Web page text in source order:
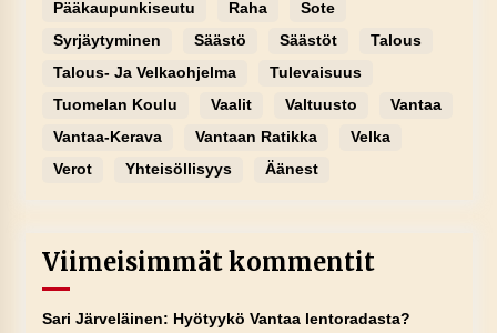
Pääkaupunkiseutu
Raha
Sote
Syrjäytyminen
Säästö Säästöt
Talous
Talous- Ja Velkaohjelma
Tulevaisuus
Tuomelan Koulu
Vaalit Valtuusto
Vantaa
Vantaa-Kerava
Vantaan Ratikka
Velka
Verot
Yhteisöllisyys Äänest
Viimeisimmät kommentit
Sari Järveläinen: Hyötyykö Vantaa lentoradasta?